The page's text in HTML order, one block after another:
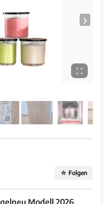
❯
⛶
☆ Folgen
Modell 2026